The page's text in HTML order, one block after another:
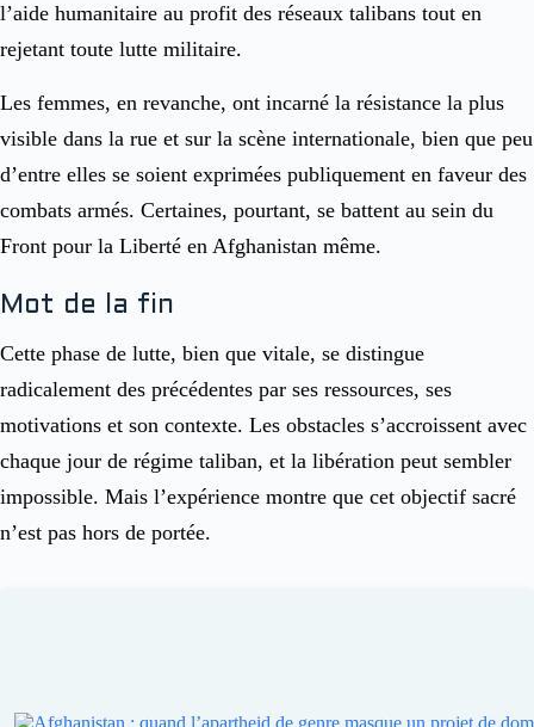
l’aide humanitaire au profit des réseaux talibans tout en
rejetant toute lutte militaire.
Les femmes, en revanche, ont incarné la résistance la plus
visible dans la rue et sur la scène internationale, bien que peu
d’entre elles se soient exprimées publiquement en faveur des
combats armés. Certaines, pourtant, se battent au sein du
Front pour la Liberté en Afghanistan même.
Mot de la fin
Cette phase de lutte, bien que vitale, se distingue
radicalement des précédentes par ses ressources, ses
motivations et son contexte. Les obstacles s’accroissent avec
chaque jour de régime taliban, et la libération peut sembler
impossible. Mais l’expérience montre que cet objectif sacré
n’est pas hors de portée.